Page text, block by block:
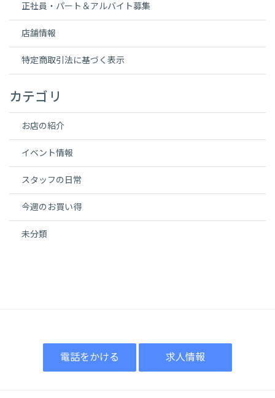
正社員・パート＆アルバイト募集
店舗情報
特定商取引法に基づく表示
カテゴリ
お店の紹介
イベント情報
スタッフの日常
今週のお買い得
未分類
電話をかける 求人情報